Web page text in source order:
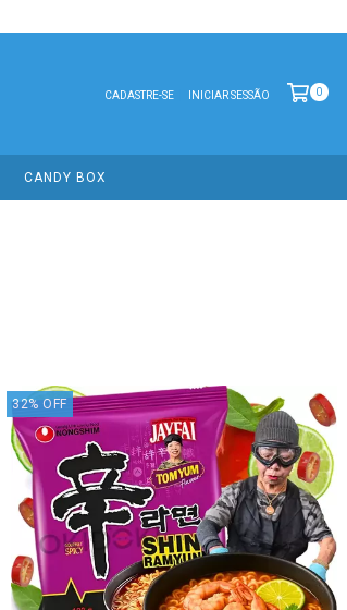
CADASTRE-SE INICIAR SESSÃO 0
CANDY BOX
32% OFF